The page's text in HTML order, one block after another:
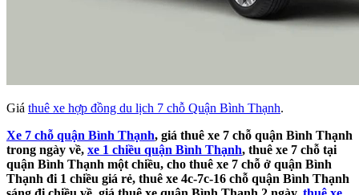
Giá thuê xe hợp đồng du lịch 7 chỗ Quận Bình Thạnh.
Xe 7 chỗ quận Bình Thạnh, giá thuê xe 7 chỗ quận Bình Thạnh
trong ngày về, xe 1 chiều quận Bình Thạnh, thuê xe 7 chỗ tại
quận Bình Thạnh một chiều, cho thuê xe 7 chỗ ở quận Bình
Thạnh đi 1 chiều giá rẻ, thuê xe 4c-7c-16 chỗ quận Bình Thạnh